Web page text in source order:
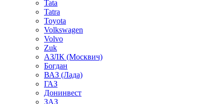
Tata
Tatra
Toyota
Volkswagen
Volvo
Zuk
АЗЛК (Москвич)
Богдан
ВАЗ (Лада)
ГАЗ
Донинвест
ЗАЗ